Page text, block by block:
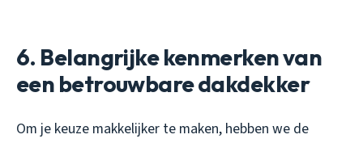
6. Belangrijke kenmerken van
een betrouwbare dakdekker
Om je keuze makkelijker te maken, hebben we de